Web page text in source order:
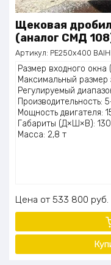
Щековая
(аналог СМД
Артикул: PE250x400
Размер входного
Максимальный размер
Регулируемый
Производительность:
Мощность двигателя:
Габариты (Д×Ш×В):
Масса: 2,8 т
Цена 533 800 руб.